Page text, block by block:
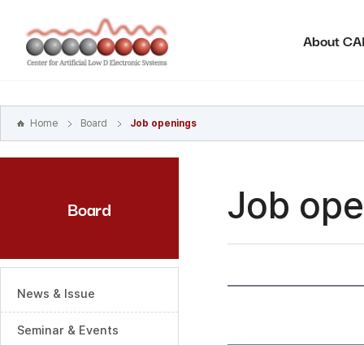
바로가기
주메뉴
바로가기
About
Home Board Job openings
Board
News & Issue
Seminar & Events
Job